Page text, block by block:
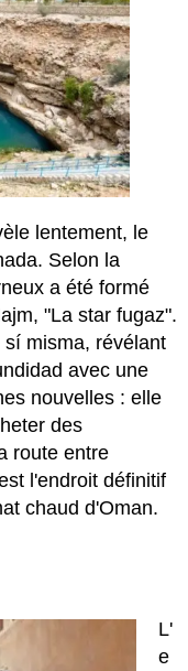
lentement, le
Selon la
a été formé
"La star fugaz".
misma, révélant
avec une
nouvelles : elle
des
route entre
l'endroit définitif
chaud d'Oman.
L'
e